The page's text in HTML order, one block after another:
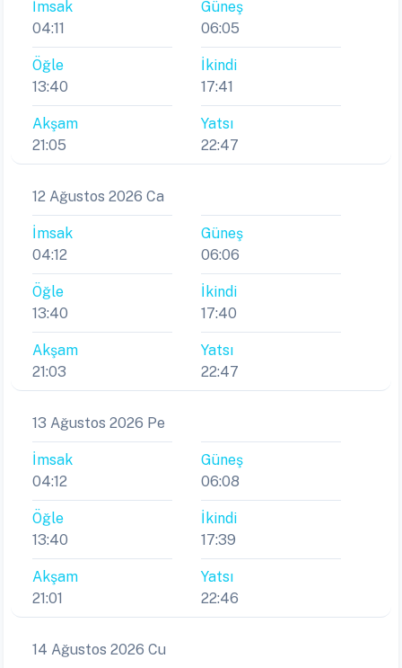
İmsak
04:11
Güneş
06:05
Öğle
13:40
İkindi
17:41
Akşam
21:05
Yatsı
22:47
12 Ağustos 2026 Ca
İmsak
04:12
Güneş
06:06
Öğle
13:40
İkindi
17:40
Akşam
21:03
Yatsı
22:47
13 Ağustos 2026 Pe
İmsak
04:12
Güneş
06:08
Öğle
13:40
İkindi
17:39
Akşam
21:01
Yatsı
22:46
14 Ağustos 2026 Cu